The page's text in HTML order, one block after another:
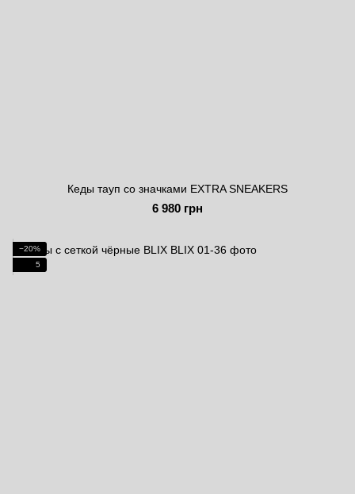
Кеды тауп со значками EXTRA SNEAKERS
6 980 грн
−20%
5